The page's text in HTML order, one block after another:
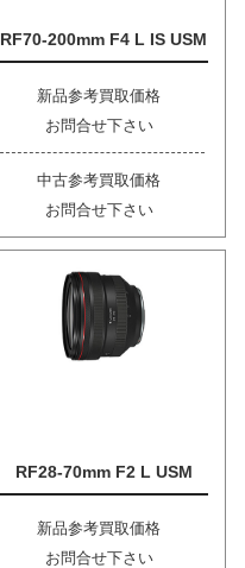
RF70-200mm F4 L IS USM
新品参考買取価格
お問合せ下さい
中古参考買取価格
お問合せ下さい
RF28-70mm F2 L USM
新品参考買取価格
お問合せ下さい